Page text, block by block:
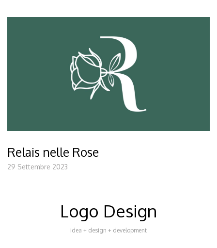
Relais nelle Rose
29 Settembre 2023
Logo Design
idea + design + development